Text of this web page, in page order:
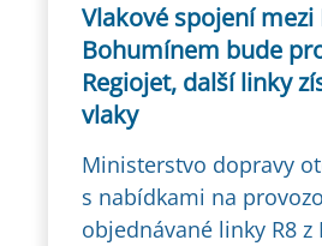
Vlakové spojení mezi
Bohumínem bude
Regiojet, další linky
vlaky
Ministerstvo dopravy
s nabídkami na
objednávané linky R8 z